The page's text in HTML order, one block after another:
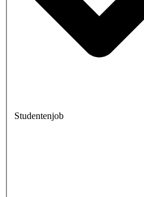
Studentenjob